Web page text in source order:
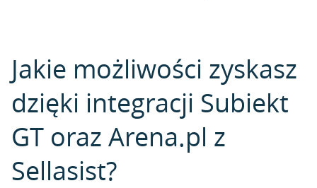
Jakie możliwości zyskasz
dzięki integracji Subiekt
GT oraz Arena.pl z
Sellasist?